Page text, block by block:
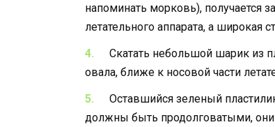
напоминать морковь), получается
летательного аппарата, а широкая
Скатать небольшой шарик из
овала, ближе к носовой части
Оставшийся зеленый
должны быть продолговатыми, они